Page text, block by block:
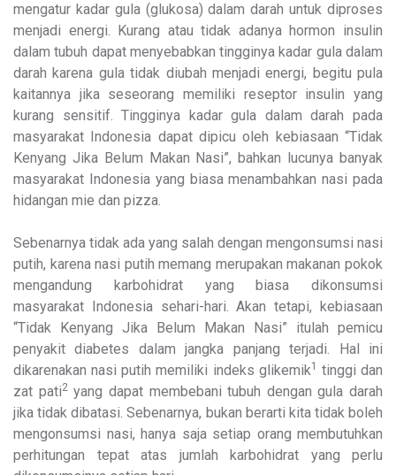
mengatur kadar gula (glukosa) dalam darah untuk diproses
menjadi energi. Kurang atau tidak adanya hormon insulin
dalam tubuh dapat menyebabkan tingginya kadar gula dalam
darah karena gula tidak diubah menjadi energi, begitu pula
kaitannya jika seseorang memiliki reseptor insulin yang
kurang sensitif. Tingginya kadar gula dalam darah pada
masyarakat Indonesia dapat dipicu oleh kebiasaan “Tidak
Kenyang Jika Belum Makan Nasi”, bahkan lucunya banyak
masyarakat Indonesia yang biasa menambahkan nasi pada
hidangan mie dan pizza.
Sebenarnya tidak ada yang salah dengan mengonsumsi nasi
putih, karena nasi putih memang merupakan makanan pokok
mengandung karbohidrat yang biasa dikonsumsi
masyarakat Indonesia sehari-hari. Akan tetapi, kebiasaan
“Tidak Kenyang Jika Belum Makan Nasi” itulah pemicu
penyakit diabetes dalam jangka panjang terjadi. Hal ini
dikarenakan nasi putih memiliki indeks glikemik1
tinggi dan
zat pati2yang dapat membebani tubuh dengan gula darah
jika tidak dibatasi. Sebenarnya, bukan berarti kita tidak boleh
mengonsumsi nasi, hanya saja setiap orang membutuhkan
perhitungan tepat atas jumlah karbohidrat yang perlu